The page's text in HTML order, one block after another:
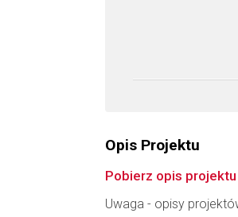
Opis Projektu
Pobierz opis projektu
Uwaga - opisy